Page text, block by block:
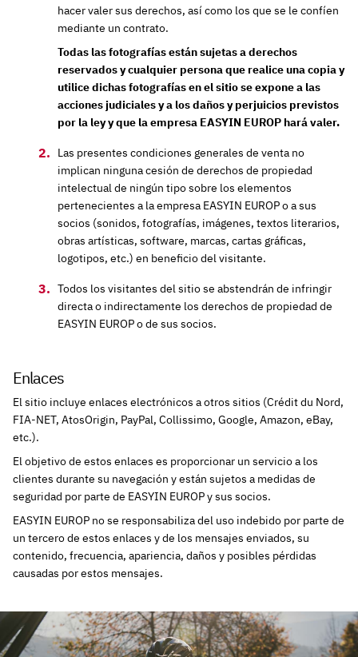
hacer valer sus derechos, así como los que se le confíen
mediante un contrato.
Todas las fotografías están sujetas a derechos
reservados y cualquier persona que realice una copia y
utilice dichas fotografías en el sitio se expone a las
acciones judiciales y a los daños y perjuicios previstos
por la ley y que la empresa EASYIN EUROP hará valer.
Las presentes condiciones generales de venta no
implican ninguna cesión de derechos de propiedad
intelectual de ningún tipo sobre los elementos
pertenecientes a la empresa EASYIN EUROP o a sus
socios (sonidos, fotografías, imágenes, textos literarios,
obras artísticas, software, marcas, cartas gráficas,
logotipos, etc.) en beneficio del visitante.
Todos los visitantes del sitio se abstendrán de infringir
directa o indirectamente los derechos de propiedad de
EASYIN EUROP o de sus socios.
Enlaces
El sitio incluye enlaces electrónicos a otros sitios (Crédit du Nord,
FIA-NET, AtosOrigin, PayPal, Collissimo, Google, Amazon, eBay,
etc.).
El objetivo de estos enlaces es proporcionar un servicio a los
clientes durante su navegación y están sujetos a medidas de
seguridad por parte de EASYIN EUROP y sus socios.
EASYIN EUROP no se responsabiliza del uso indebido por parte de
un tercero de estos enlaces y de los mensajes enviados, su
contenido, frecuencia, apariencia, daños y posibles pérdidas
causadas por estos mensajes.